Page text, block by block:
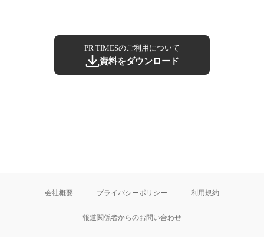
PR TIMESのご利用について
資料をダウンロード
会社概要 プライバシーポリシー 利用規約
報道関係者からのお問い合わせ